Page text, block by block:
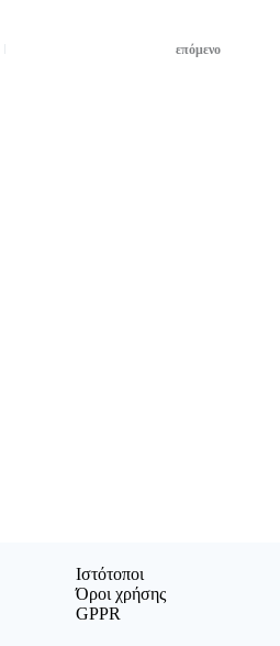
επόμενο
Ιστότοποι
Όροι χρήσης
GPPR